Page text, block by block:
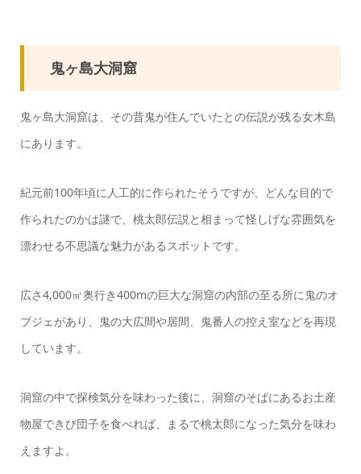
鬼ヶ島大洞窟
鬼ヶ島大洞窟は、その昔鬼が住んでいたとの伝説が残る女木島
にあります。
紀元前100年頃に人工的に作られたそうですが、どんな目的で
作られたのかは謎で、桃太郎伝説と相まって怪しげな雰囲気を
漂わせる不思議な魅力があるスポットです。
広さ4,000㎡奥行き400mの巨大な洞窟の内部の至る所に鬼のオ
ブジェがあり、鬼の大広間や居間、鬼番人の控え室などを再現
しています。
洞窟の中で探検気分を味わった後に、洞窟のそばにあるお土産
物屋できび団子を食べれば、まるで桃太郎になった気分を味わ
えますよ。